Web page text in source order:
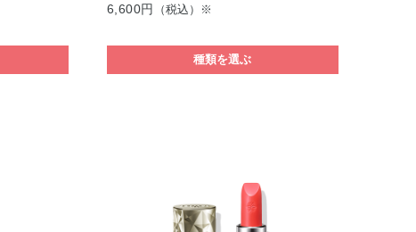
6,600円 （税込）※
種類を選ぶ